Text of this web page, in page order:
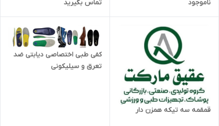
ناموجود تماس بگیرید
قمقمه سه تیکه همزن دار
کفی طبی اختصاصی دیابتی ضد
تعرق و سیلیکونی